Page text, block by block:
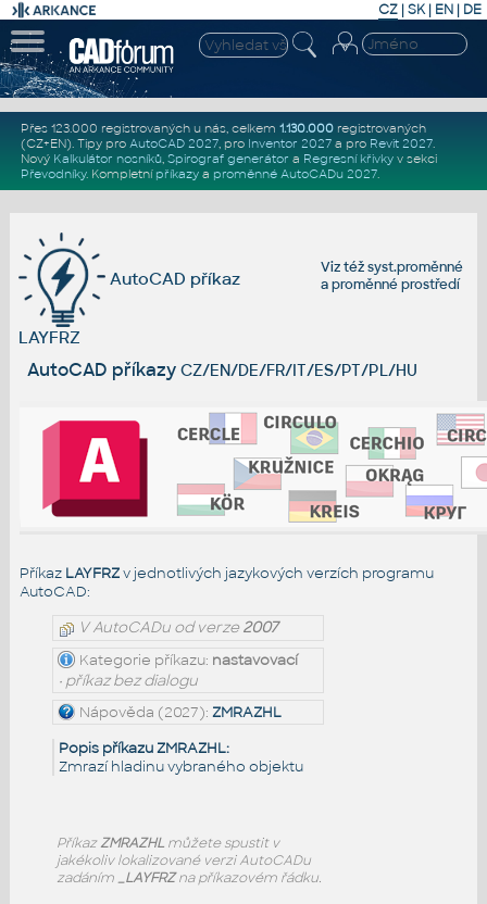
CZ | SK| EN | DE
Přes 123.000 registrovaných u nás, celkem 1.130.000registrovaných
(CZ+EN). Tipy pro AutoCAD 2027, pro Inventor 2027a pro Revit 2027.
Nový Kalkulátor nosníků, Spirograf generátor a Regresní křivkyv sekci
Převodníky. Kompletní příkazya proměnné AutoCADu 2027.
Viz téžsyst.proměnné
aproměnné prostředí
AutoCAD příkaz
LAYFRZ
AutoCAD příkazy CZ/EN/DE/FR/IT/ES/PT/PL/HU
Příkaz LAYFRZv jednotlivých jazykových verzích programu
AutoCAD:
V AutoCADu od verze2007
Kategorie příkazu: nastavovací
• příkaz bez dialogu
Nápověda (2027): ZMRAZHL
Popis příkazu ZMRAZHL:
Zmrazí hladinu vybraného objektu
PříkazZMRAZHLmůžete spustit v
jakékoliv lokalizované verzi AutoCADu
zadáním _LAYFRZna příkazovém řádku.